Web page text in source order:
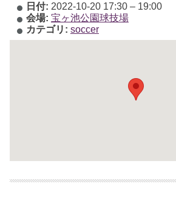
日付: 2022-10-20 17:30– 19:00
会場: 宝ヶ池公園球技場
カテゴリ: soccer